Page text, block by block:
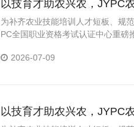
以技育才助农兴农，JYPC
为补齐农业技能培训人才短板、规
PC全国职业资格考试认证中心重磅
农业人才队伍规范化建设。
2026-07-09
以技育才助农兴农，JYPC